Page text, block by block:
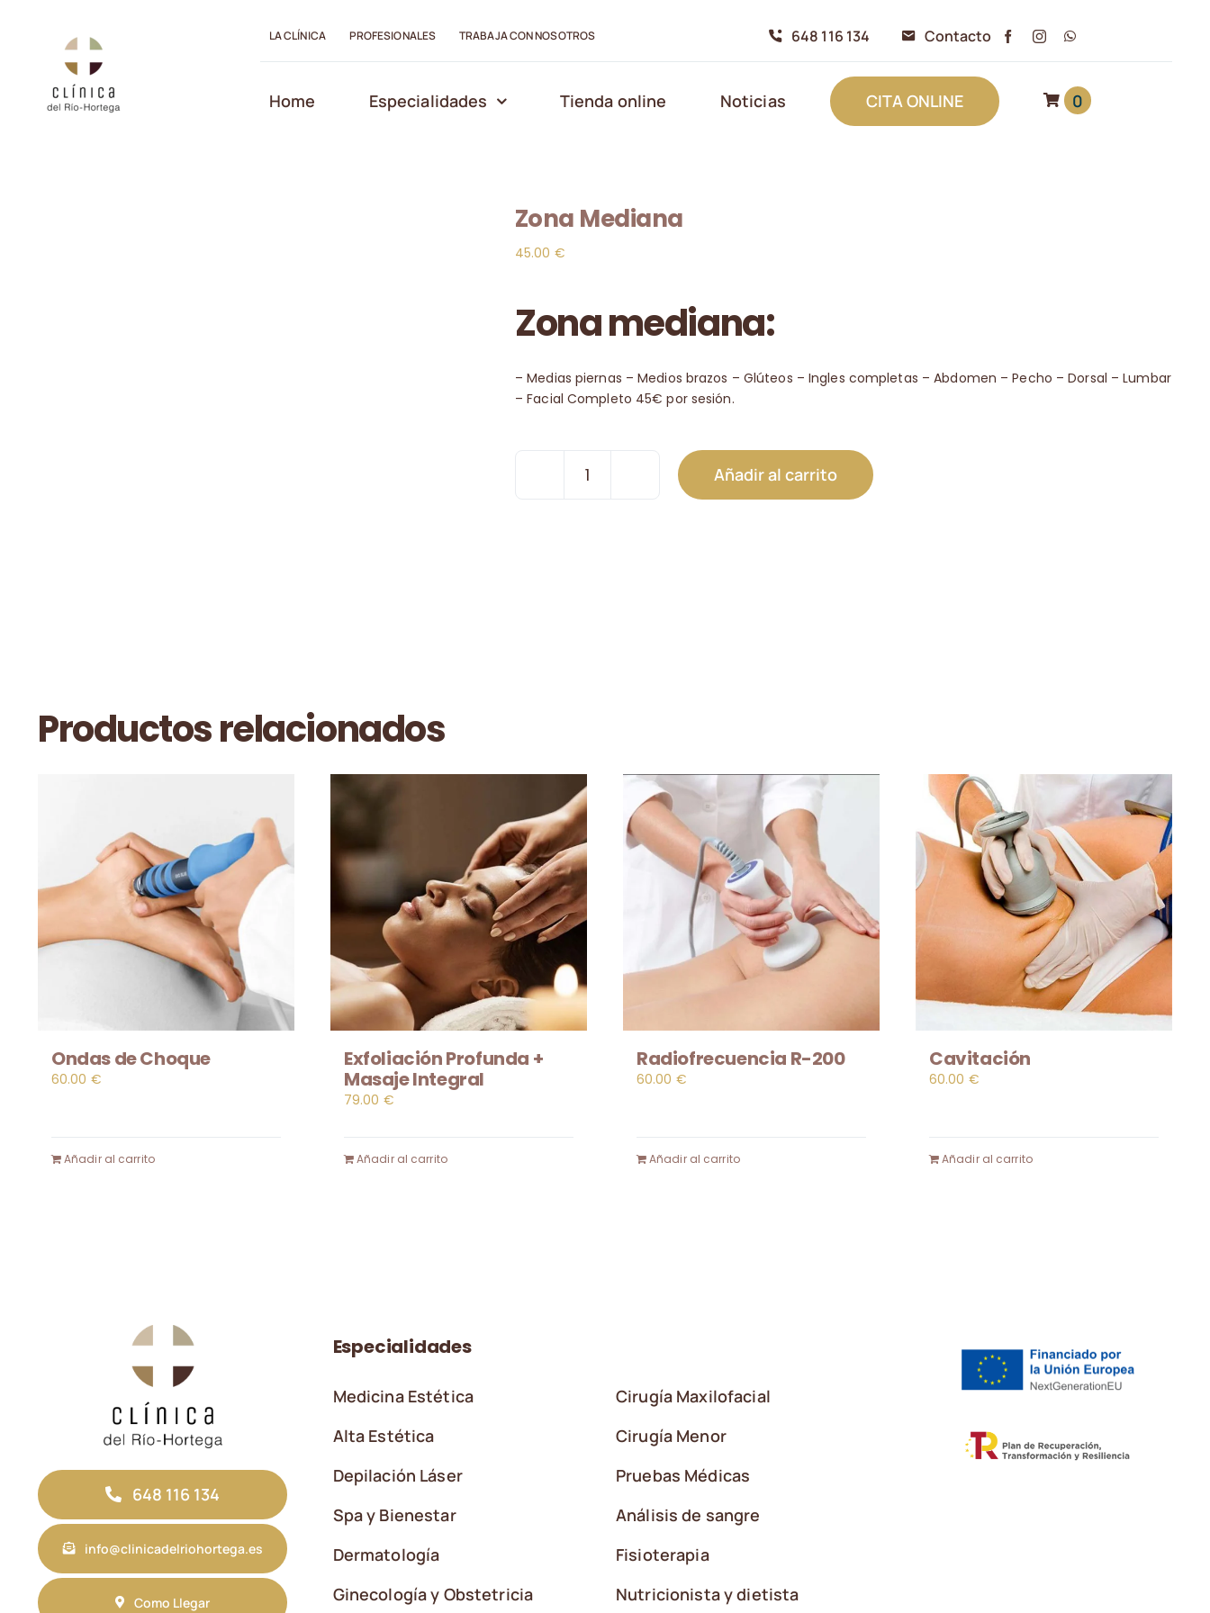
contenido
LA CLÍNICA PROFESIONALES TRABAJA CON NOSOTROS 648 116 134 Contacto
Home Especialidades Tienda online Noticias CITA ONLINE 0
Zona Mediana
45.00 €
Zona mediana:
– Medias piernas – Medios brazos – Glúteos – Ingles completas – Abdomen – Pecho – Dorsal – Lumbar
– Facial Completo 45€ por sesión.
Zona
Añadir al carrito
Productos relacionados
Ondas de Choque
60.00 €
Añadir al carrito
Exfoliación Profunda +
Masaje Integral
79.00 €
Añadir al carrito
Radiofrecuencia R-200
60.00 €
Añadir al carrito
Cavitación
60.00 €
Añadir al carrito
648 116 134
info@clinicadelriohortega.es
Como Llegar
Especialidades
Medicina Estética
Alta Estética
Depilación Láser
Spa y Bienestar
Dermatología
Ginecología y Obstetricia
Cirugía Maxilofacial
Cirugía Menor
Pruebas Médicas
Análisis de sangre
Fisioterapia
Nutricionista y dietista
Abrir barra de herramientas